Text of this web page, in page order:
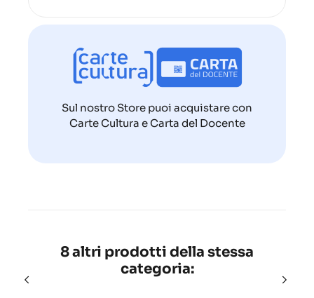
Sul nostro Store puoi acquistare con
Carte Cultura e Carta del Docente
8 altri prodotti della stessa
categoria: